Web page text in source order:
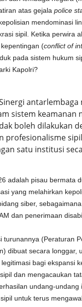
atas gejala police
mendominasi
sipil. Ketika perwira
(conflict of
pada sistem hukum
Kapolri?
sistem keamanan
boleh dilakukan
profesionalisme
satu institusi
adalah pisau bermata
yang melahirkan
siber,
dan penerimaan
turunannya (Peraturan
dibuat secara longgar,
bagi ekspansi
dan mengacaukan
undang-undang
untuk terus